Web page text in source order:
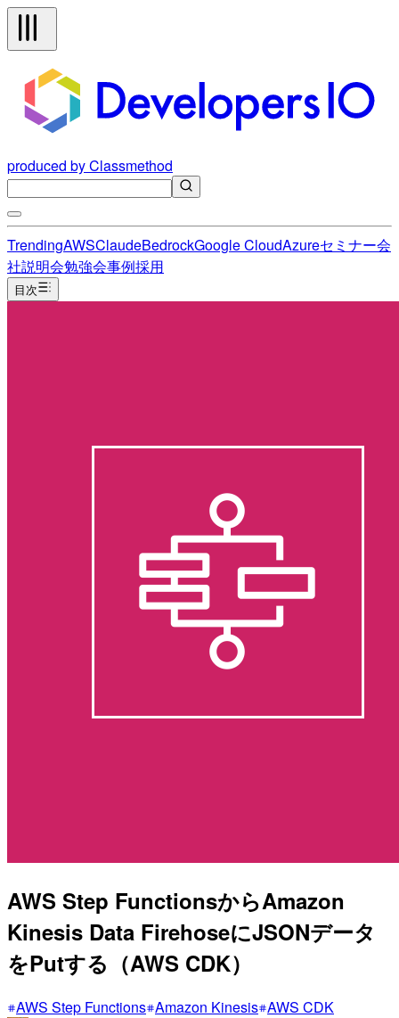
produced by Classmethod
TrendingAWSClaudeBedrockGoogle CloudAzureセミナー会
社説明会勉強会事例採用
目次
AWS Step FunctionsからAmazon
Kinesis Data FirehoseにJSONデータ
をPutする（AWS CDK）
AWS Step Functions Amazon Kinesis AWS CDK